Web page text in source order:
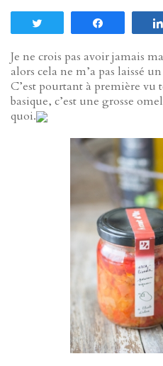
Je ne crois pas avoir jamais
alors cela ne m’a pas laissé
C’est pourtant à première vu
basique, c’est une grosse
quoi.